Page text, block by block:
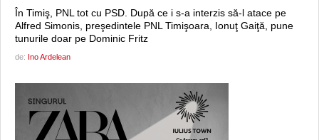
În Timiş, PNL tot cu PSD. După ce i s-a interzis să-l atace pe
Alfred Simonis, preşedintele PNL Timişoara, Ionuţ Gaiţă, pune
tunurile doar pe Dominic Fritz
de: Ino Ardelean